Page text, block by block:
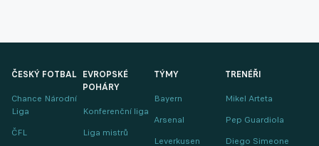
ČESKÝ FOTBAL
Chance Národní
Liga
ČFL
EVROPSKÉ
POHÁRY
Konferenční liga
Liga mistrů
TÝMY
Bayern
Arsenal
Leverkusen
TRENÉŘI
Mikel Arteta
Pep Guardiola
Diego Simeone